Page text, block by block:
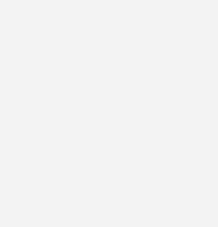
Dachziegel mit
Strecke
niedrige Modulpreise ein
erschwinglicher.